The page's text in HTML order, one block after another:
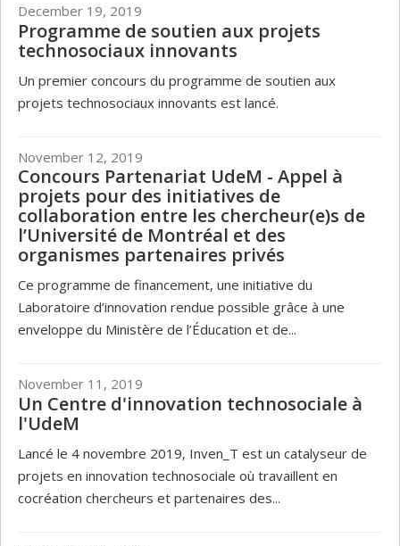
December 19, 2019
Programme de soutien aux projets
technosociaux innovants
Un premier concours du programme de soutien aux
projets technosociaux innovants est lancé.
November 12, 2019
Concours Partenariat UdeM - Appel à
projets pour des initiatives de
collaboration entre les chercheur(e)s de
l’Université de Montréal et des
organismes partenaires privés
Ce programme de financement, une initiative du
Laboratoire d’innovation rendue possible grâce à une
enveloppe du Ministère de l’Éducation et de...
November 11, 2019
Un Centre d'innovation technosociale à
l'UdeM
Lancé le 4 novembre 2019, Inven_T est un catalyseur de
projets en innovation technosociale où travaillent en
cocréation chercheurs et partenaires des...